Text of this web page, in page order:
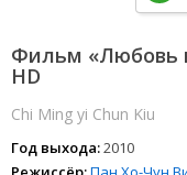
Фильм «Любовь
HD
Chi Ming yi Chun Kiu
Год выхода:2010